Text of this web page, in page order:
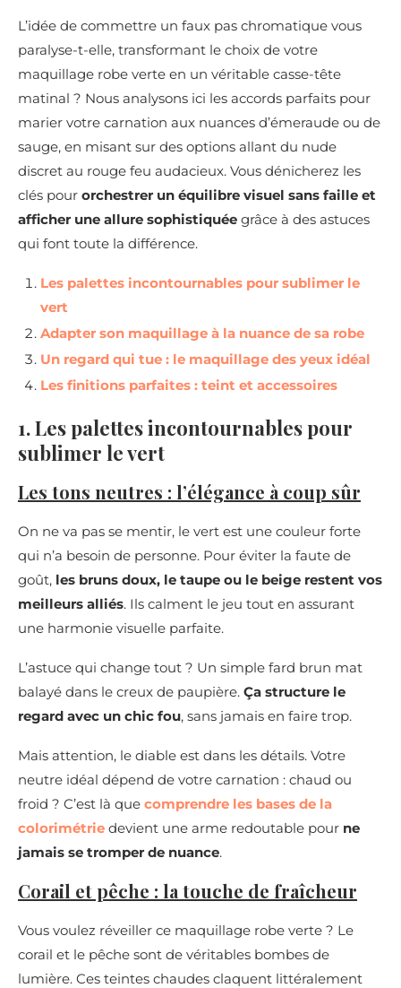
L’idée de commettre un faux pas chromatique vous
paralyse-t-elle, transformant le choix de votre
maquillage robe verte en un véritable casse-tête
matinal ? Nous analysons ici les accords parfaits pour
marier votre carnation aux nuances d’émeraude ou de
sauge, en misant sur des options allant du nude
discret au rouge feu audacieux. Vous dénicherez les
clés pour orchestrer un équilibre visuel sans faille et
afficher une allure sophistiquée grâce à des astuces
qui font toute la différence.
Les palettes incontournables pour sublimer le
vert
Adapter son maquillage à la nuance de sa robe
Un regard qui tue : le maquillage des yeux idéal
Les finitions parfaites : teint et accessoires
1. Les palettes incontournables pour
sublimer le vert
Les tons neutres : l’élégance à coup sûr
On ne va pas se mentir, le vert est une couleur forte
qui n’a besoin de personne. Pour éviter la faute de
goût, les bruns doux, le taupe ou le beige restent vos
meilleurs alliés. Ils calment le jeu tout en assurant
une harmonie visuelle parfaite.
L’astuce qui change tout ? Un simple fard brun mat
balayé dans le creux de paupière. Ça structure le
regard avec un chic fou, sans jamais en faire trop.
Mais attention, le diable est dans les détails. Votre
neutre idéal dépend de votre carnation : chaud ou
froid ? C’est là que comprendre les bases de la
colorimétrie devient une arme redoutable pour ne
jamais se tromper de nuance.
Corail et pêche : la touche de fraîcheur
Vous voulez réveiller ce maquillage robe verte ? Le
corail et le pêche sont de véritables bombes de
lumière. Ces teintes chaudes claquent littéralement